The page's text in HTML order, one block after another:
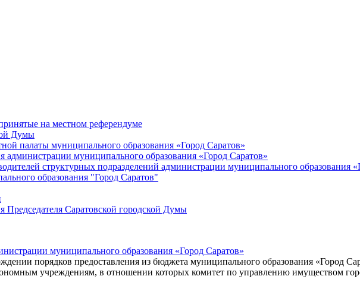
на местном референдуме
Думы
палаты муниципального образования «Город Саратов»
администрации муниципального образования «Город Саратов»
структурных подразделений администрации муниципального образования
образования "Город Саратов"
Председателя Саратовской городской Думы
муниципального образования «Город Саратов»
порядков предоставления из бюджета муниципального образования
учреждениям, в отношении которых комитет по управлению имуществом